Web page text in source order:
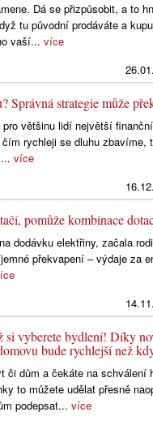
Dá se přizpůsobit, a to
tu původní prodáváte a
vaší...více
Správná strategie může
většinu lidí největší
rychleji se dluhu zbavíme,
více
pomůže kombinace
dodávku elektřiny, začala
překvapení – výdaje za
si vyberete bydlení! Díky
bude rychlejší než
či dům a čekáte na schválení
to můžete udělat přesně
podepsat...více